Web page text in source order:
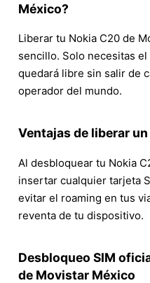
México?
Liberar tu Nokia C20 de
sencillo. Solo necesitas
quedará libre sin salir de
operador del mundo.
Ventajas de liberar
Al desbloquear tu Nokia
insertar cualquier tarjeta
evitar el roaming en tus
reventa de tu dispositivo.
Desbloqueo SIM
de Movistar México